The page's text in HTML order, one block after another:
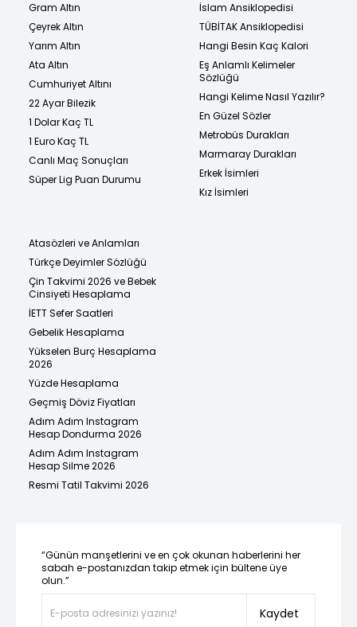
Gram Altın
Çeyrek Altın
Yarım Altın
Ata Altın
Cumhuriyet Altını
22 Ayar Bilezik
1 Dolar Kaç TL
1 Euro Kaç TL
Canlı Maç Sonuçları
Süper Lig Puan Durumu
İslam Ansiklopedisi
TÜBİTAK Ansiklopedisi
Hangi Besin Kaç Kalori
Eş Anlamlı Kelimeler
Sözlüğü
Hangi Kelime Nasıl Yazılır?
En Güzel Sözler
Metrobüs Durakları
Marmaray Durakları
Erkek İsimleri
Kız İsimleri
Atasözleri ve Anlamları
Türkçe Deyimler Sözlüğü
Çin Takvimi 2026 ve Bebek
Cinsiyeti Hesaplama
İETT Sefer Saatleri
Gebelik Hesaplama
Yükselen Burç Hesaplama
2026
Yüzde Hesaplama
Geçmiş Döviz Fiyatları
Adım Adım Instagram
Hesap Dondurma 2026
Adım Adım Instagram
Hesap Silme 2026
Resmi Tatil Takvimi 2026
“Günün manşetlerini ve en çok okunan haberlerini her
sabah e-postanızdan takip etmek için bültene üye
olun.”
Kaydet